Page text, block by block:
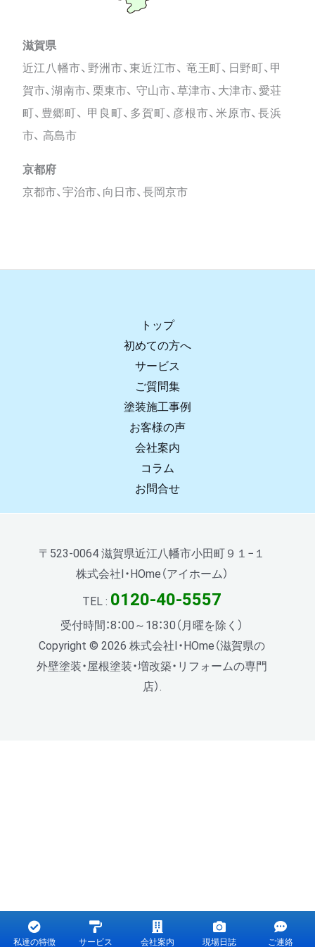
滋賀県
近江八幡市、野洲市、東近江市、 竜王町、日野町、甲
賀市、湖南市、栗東市、 守山市、草津市、大津市、愛荘
町、豊郷町、 甲良町、多賀町、彦根市、米原市、長浜
市、 高島市
京都府
京都市、宇治市、向日市、長岡京市
トップ
初めての方へ
サービス
ご質問集
塗装施工事例
お客様の声
会社案内
コラム
お問合せ
〒523-0064 滋賀県近江八幡市小田町９１−１
株式会社I・HOme（アイホーム）
TEL : 0120-40-5557
受付時間：8：00～18：30（月曜を除く）
Copyright © 2026 株式会社I・HOme（滋賀県の
外壁塗装・屋根塗装・増改築・リフォームの専門
店）.
私達の特徴 サービス 会社案内 現場日誌 ご連絡